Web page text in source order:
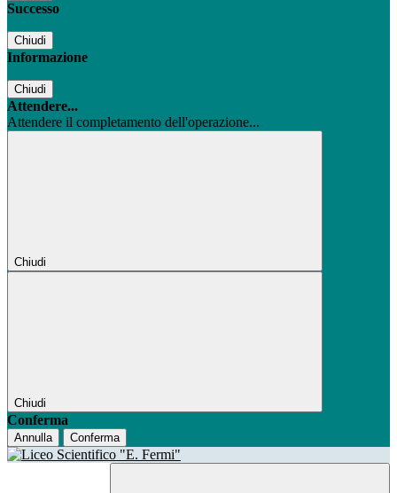
Successo
Chiudi
Informazione
Chiudi
Attendere...
Attendere il completamento dell'operazione...
Chiudi
Chiudi
Conferma
Annulla Conferma